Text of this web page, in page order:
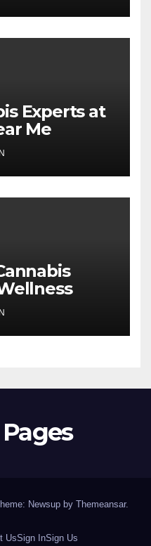
Experts at
Me
Newsup by Themeansar.
UsSign InSign Us